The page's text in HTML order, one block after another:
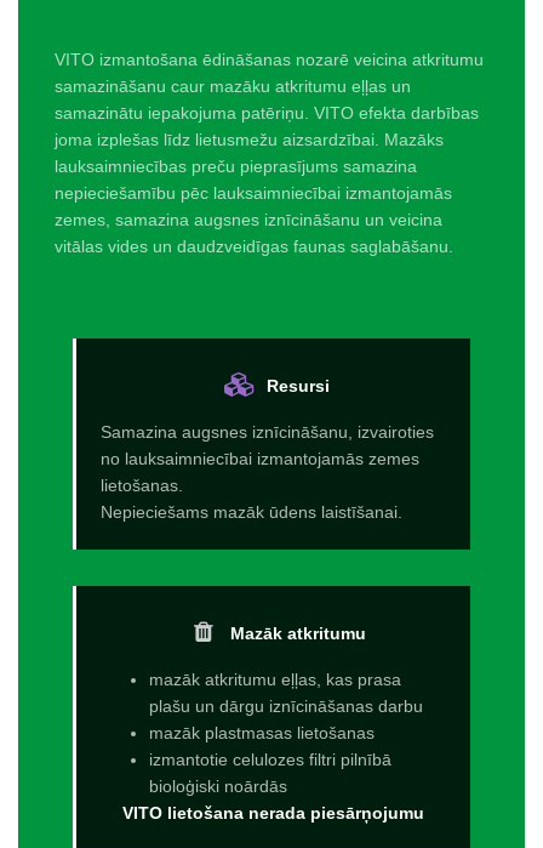
VITO izmantošana ēdināšanas nozarē veicina atkritumu
samazināšanu caur mazāku atkritumu eļļas un
samazinātu iepakojuma patēriņu. VITO efekta darbības
joma izplešas līdz lietusmežu aizsardzībai. Mazāks
lauksaimniecības preču pieprasījums samazina
nepieciešamību pēc lauksaimniecībai izmantojamās
zemes, samazina augsnes iznīcināšanu un veicina
vitālas vides un daudzveidīgas faunas saglabāšanu.
Resursi
Samazina augsnes iznīcināšanu, izvairoties
no lauksaimniecībai izmantojamās zemes
lietošanas.
Nepieciešams mazāk ūdens laistīšanai.
Mazāk atkritumu
mazāk atkritumu eļļas, kas prasa
plašu un dārgu iznīcināšanas darbu
mazāk plastmasas lietošanas
izmantotie celulozes filtri pilnībā
bioloģiski noārdās
VITO lietošana nerada piesārņojumu